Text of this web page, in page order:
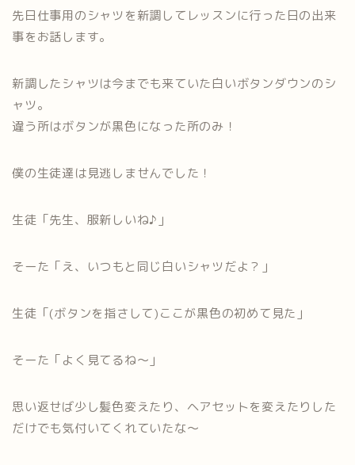
先日仕事用のシャツを新調してレッスンに行った日の出来
事をお話します。
新調したシャツは今までも来ていた白いボタンダウンのシ
ャツ。
違う所はボタンが黒色になった所のみ！
僕の生徒達は見逃しませんでした！
生徒「先生、服新しいね♪」
そーた「え、いつもと同じ白いシャツだよ？」
生徒「(ボタンを指さして)ここが黒色の初めて見た」
そーた「よく見てるね～」
思い返せば少し髪色変えたり、ヘアセットを変えたりした
だけでも気付いてくれていたな～